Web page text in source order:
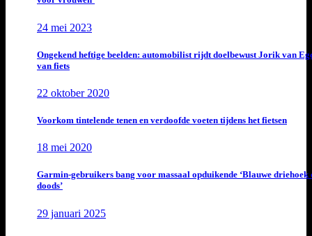
24 mei 2023
Ongekend heftige beelden: automobilist rijdt doelbewust Jorik van
van fiets
22 oktober 2020
Voorkom tintelende tenen en verdoofde voeten tijdens het fietsen
18 mei 2020
Garmin-gebruikers bang voor massaal opduikende ‘Blauwe driehoek
doods’
29 januari 2025